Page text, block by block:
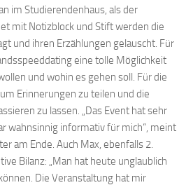
im Studierendenhaus, als der
mit Notizblock und Stift werden die
und ihren Erzählungen gelauscht. Für
eine tolle Möglichkeit
und wohin es gehen soll. Für die
Erinnerungen zu teilen und die
zu lassen. „Das Event hat sehr
wahnsinnig informativ für mich“, meint
am Ende. Auch Max, ebenfalls 2.
Bilanz: „Man hat heute unglaublich
Die Veranstaltung hat mir